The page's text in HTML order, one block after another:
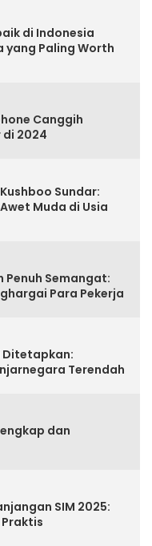
di Indonesia
yang Paling Worth
Canggih
di 2024
Sundar:
Muda di Usia
Penuh Semangat:
Para Pekerja
Ditetapkan:
Terendah
dan
SIM 2025: